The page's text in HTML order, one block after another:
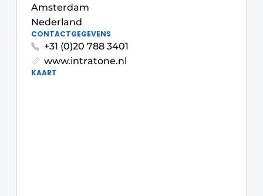
Podcasts
Privacy / Cookie statement
storymetadata
Vacature aanmelden
Glas
Modulair bouwen
Amsterdam
Nederland
CONTACTGEGEVENS
+31 (0)20 788 3401
www.intratone.nl
KAART